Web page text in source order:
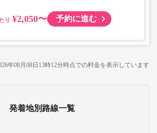
¥2,050〜 予約に進む
年08月08日13時12分時点での料金を表示しています
発着地別路線一覧